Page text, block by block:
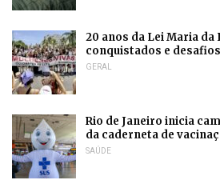
20 anos da Lei Maria da
conquistados e
GERAL
Rio de Janeiro inicia
da caderneta de
SAÚDE